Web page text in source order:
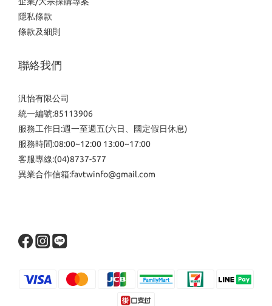
隱私條款
條款及細則
聯絡我們
汎怡有限公司
統一編號:85113906
服務工作日:週一至週五(六日、國定假日休息)
服務時間:08:00~12:00 13:00~17:00
客服專線:(04)8737-577
異業合作信箱:favtwinfo@gmail.com